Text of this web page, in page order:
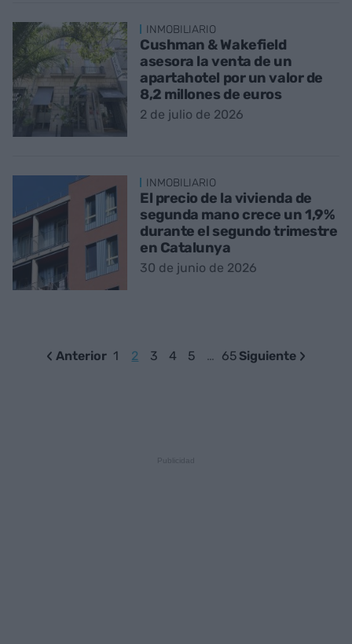
INMOBILIARIO
Cushman & Wakefield
asesora la venta de un
apartahotel por un valor de
8,2 millones de euros
2 de julio de 2026
INMOBILIARIO
El precio de la vivienda de
segunda mano crece un 1,9%
durante el segundo trimestre
en Catalunya
30 de junio de 2026
Anterior 1 2 3 4 5 … 65 Siguiente